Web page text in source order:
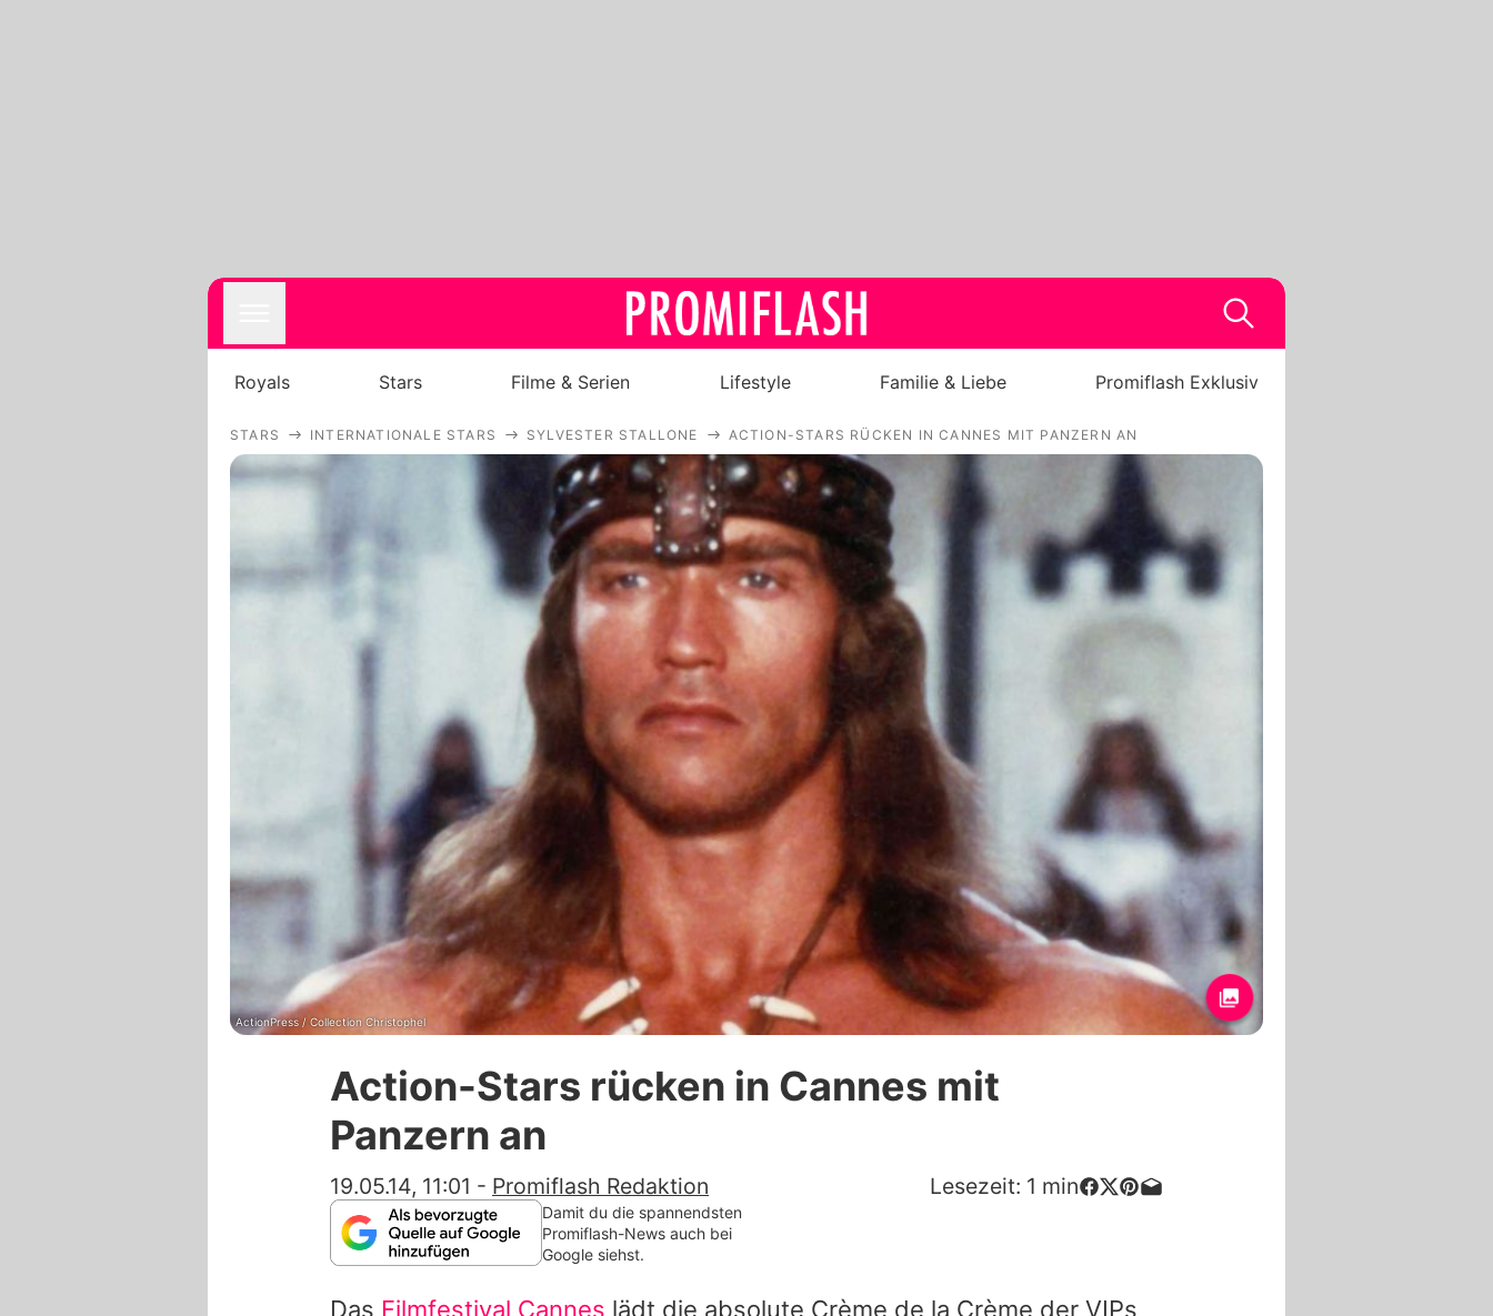
Royals
Stars
Filme & Serien
Lifestyle
Familie & Liebe
Promiflash Exklusiv
Alle Themen auf Promiflash
Jobs
App runterladen
Redaktionelle Richtlinien
Impressum
Datenschutzerklärung
Nutzungsbedingungen
Royals Stars Filme & Serien Lifestyle Familie & Liebe Promiflash Exklusiv
STARS INTERNATIONALE STARS SYLVESTER STALLONE ACTION-STARS RÜCKEN IN CANNES MIT PANZERN AN
ActionPress / Collection Christophel
Action-Stars rücken in Cannes mit
Panzern an
19.05.14, 11:01 - Promiflash Redaktion Lesezeit: 1 min
Damit du die spannendsten
Promiflash-News auch bei
Google siehst.
Das Filmfestival Cannes lädt die absolute Crème de la Crème der VIPs